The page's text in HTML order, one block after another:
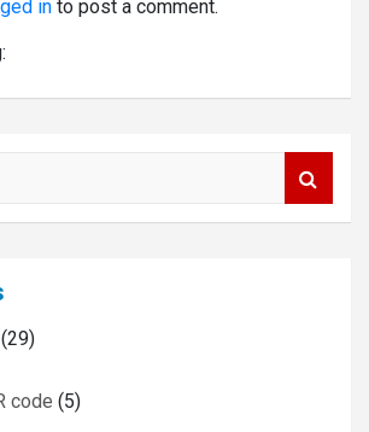
in to post a comment.
(29)
code (5)